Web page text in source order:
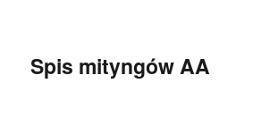
Spis mityngów AA